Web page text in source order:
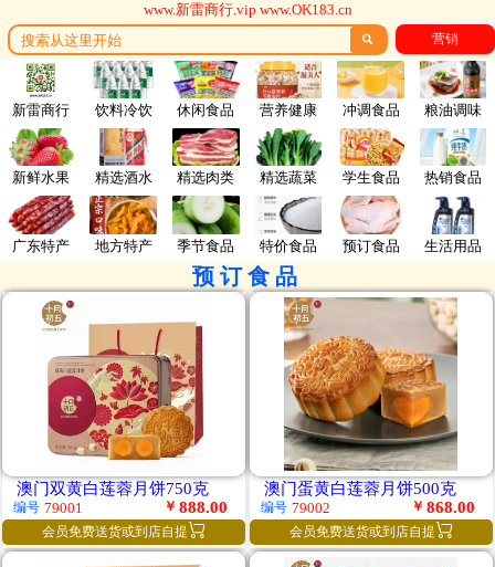
www.新雷商行.vip www.OK183.cn
 营销
新雷商行 饮料冷饮 休闲食品 营养健康 冲调食品 粮油调味
新鲜水果 精选酒水 精选肉类 精选蔬菜 学生食品 热销食品
广东特产 地方特产 季节食品 特价食品 预订食品 生活用品
预订食品
澳门双黄白莲蓉月饼750克
编号 79001 ￥ 888.00
会员免费送货或到店自提 
澳门蛋黄白莲蓉月饼500克
编号 79002 ￥ 868.00
会员免费送货或到店自提 